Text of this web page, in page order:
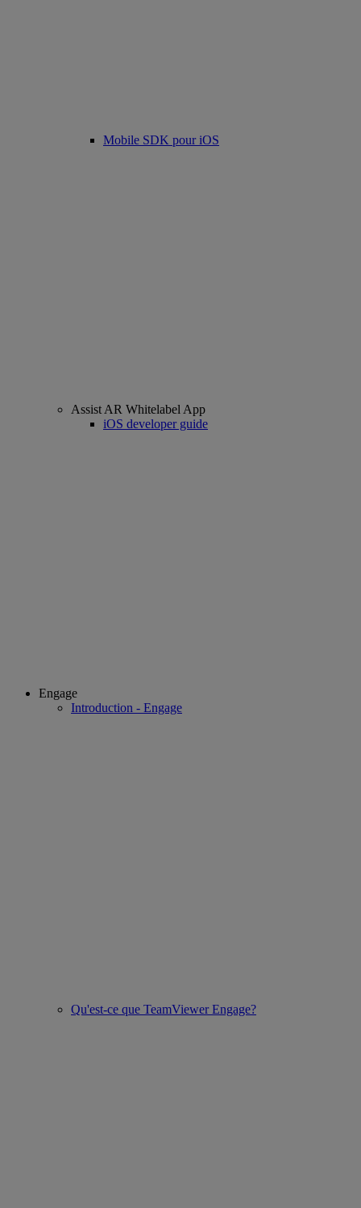
Mobile SDK pour iOS
Assist AR Whitelabel App
iOS developer guide
Engage
Introduction - Engage
Qu'est-ce que TeamViewer Engage?